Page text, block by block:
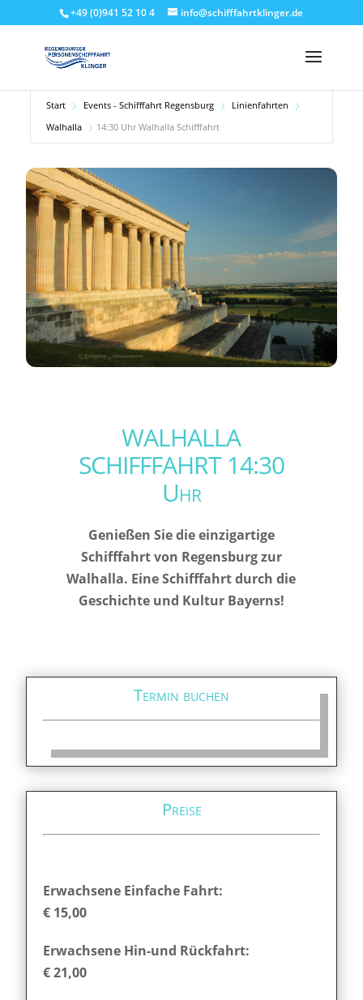
+49 (0)941 52 10 4 info@schifffahrtklinger.de
Start Events - Schifffahrt Regensburg
Linienfahrten
Walhalla
14:30 Uhr Walhalla Schifffahrt
WALHALLA
SCHIFFFAHRT 14:30
Uhr
Genießen Sie die einzigartige
Schifffahrt von Regensburg zur
Walhalla. Eine Schifffahrt durch die
Geschichte und Kultur Bayerns!
Termin buchen
Preise
Erwachsene Einfache Fahrt:
€ 15,00
Erwachsene Hin-und Rückfahrt:
€ 21,00